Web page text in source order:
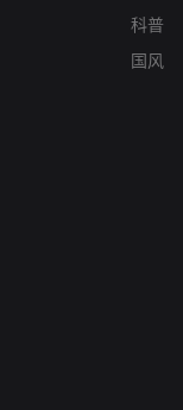
科普
国风